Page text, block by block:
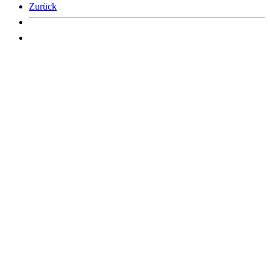
Zurück